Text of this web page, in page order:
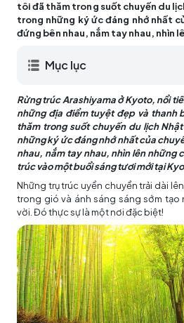
tôi đã thăm trong suốt chuyến du
trong những ký ức đáng nhớ nhất
đứng bên nhau, nắm tay nhau, nhìn
Mục lục
Rừng trúc Arashiyama ở Kyoto, nổi
những địa điểm tuyệt đẹp và thanh
thăm trong suốt chuyến du lịch
những ký ức đáng nhớ nhất của
nhau, nắm tay nhau, nhìn lên những
trúc vào một buổi sáng tươi mới tại
Những trụ trúc uyển chuyển trải dài
trong gió và ánh sáng sáng sớm
vời. Đó thực sự là một nơi đặc biệt!